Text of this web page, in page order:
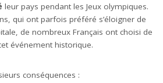
leur pays pendant les Jeux olympiques.
qui ont parfois préféré s’éloigner de
de nombreux Français ont choisi de
événement historique.
conséquences :